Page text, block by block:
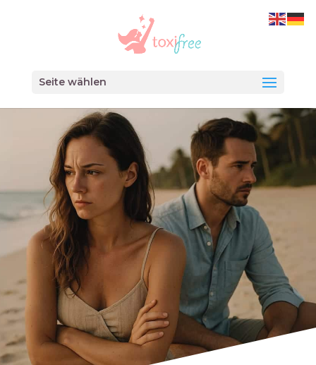
Seite wählen